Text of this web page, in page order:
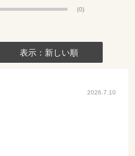
(0)
表示：新しい順
2026.7.10